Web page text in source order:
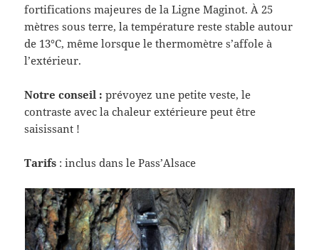
fortifications majeures de la Ligne Maginot. À 25
mètres sous terre, la température reste stable autour
de 13°C, même lorsque le thermomètre s’affole à
l’extérieur.
Notre conseil : prévoyez une petite veste, le
contraste avec la chaleur extérieure peut être
saisissant !
Tarifs : inclus dans le Pass’Alsace